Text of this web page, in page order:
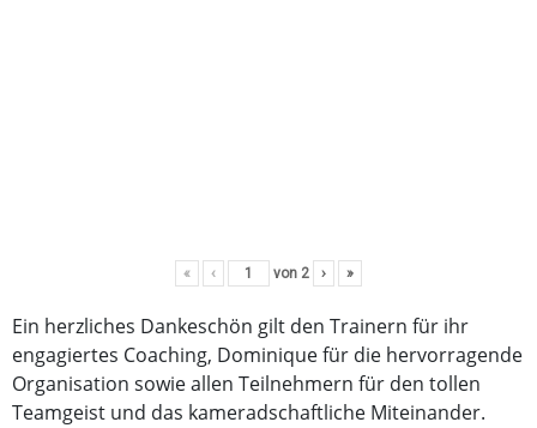
« ‹ von 2 › »
Ein herzliches Dankeschön gilt den Trainern für ihr
engagiertes Coaching, Dominique für die hervorragende
Organisation sowie allen Teilnehmern für den tollen
Teamgeist und das kameradschaftliche Miteinander.